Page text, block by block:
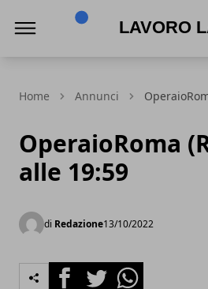
Home Annunci
OperaioRoma
alle 19:59
di Redazione13/10/2022
FacebookTwitterWhatsapp